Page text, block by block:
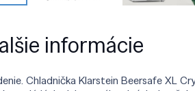
informácie
Chladnička Klarstein Beersafe XL